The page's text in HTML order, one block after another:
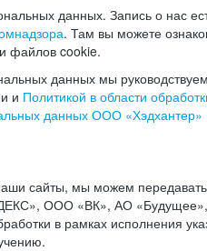
данных. Запись о нас
. Там вы можете
файлов cookie.
данных мы
и Политикой в области
данных ООО «Хэдхантер»
сайты, мы можем
ООО «ВК», АО
в рамках исполнения